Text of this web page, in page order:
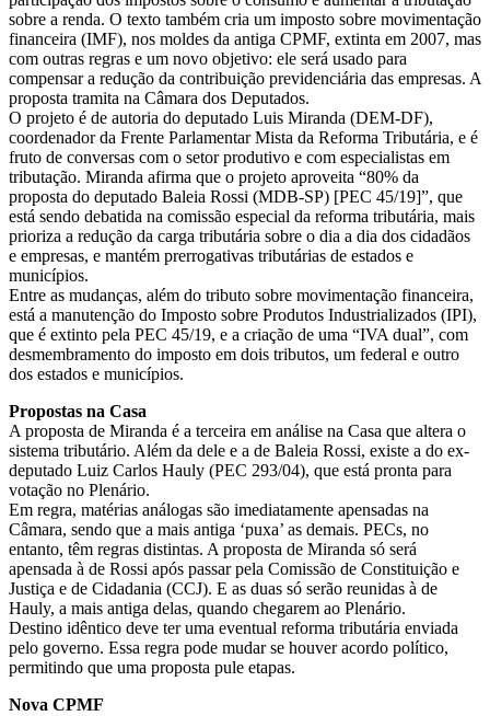
sobre a renda. O texto também cria um imposto sobre movimentação
financeira (IMF), nos moldes da antiga CPMF, extinta em 2007, mas
com outras regras e um novo objetivo: ele será usado para
compensar a redução da contribuição previdenciária das empresas. A
proposta tramita na Câmara dos Deputados.
O projeto é de autoria do deputado Luis Miranda (DEM-DF),
coordenador da Frente Parlamentar Mista da Reforma Tributária, e é
fruto de conversas com o setor produtivo e com especialistas em
tributação. Miranda afirma que o projeto aproveita “80% da
proposta do deputado Baleia Rossi (MDB-SP) [PEC 45/19]”, que
está sendo debatida na comissão especial da reforma tributária, mais
prioriza a redução da carga tributária sobre o dia a dia dos cidadãos
e empresas, e mantém prerrogativas tributárias de estados e
municípios.
Entre as mudanças, além do tributo sobre movimentação financeira,
está a manutenção do Imposto sobre Produtos Industrializados (IPI),
que é extinto pela PEC 45/19, e a criação de uma “IVA dual”, com
desmembramento do imposto em dois tributos, um federal e outro
dos estados e municípios.
Propostas na Casa
A proposta de Miranda é a terceira em análise na Casa que altera o
sistema tributário. Além da dele e a de Baleia Rossi, existe a do ex-
deputado Luiz Carlos Hauly (PEC 293/04), que está pronta para
votação no Plenário.
Em regra, matérias análogas são imediatamente apensadas na
Câmara, sendo que a mais antiga ‘puxa’ as demais. PECs, no
entanto, têm regras distintas. A proposta de Miranda só será
apensada à de Rossi após passar pela Comissão de Constituição e
Justiça e de Cidadania (CCJ). E as duas só serão reunidas à de
Hauly, a mais antiga delas, quando chegarem ao Plenário.
Destino idêntico deve ter uma eventual reforma tributária enviada
pelo governo. Essa regra pode mudar se houver acordo político,
permitindo que uma proposta pule etapas.
Nova CPMF